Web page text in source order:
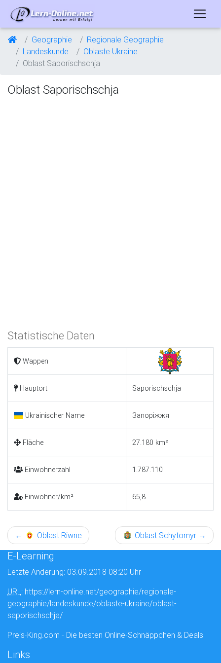
Geographie
Regionale Geographie
Landeskunde
Oblaste Ukraine
Oblast Saporischschja
Oblast Saporischschja
Statistische Daten
Wappen
Hauptort Saporischschja
Ukrainischer Name Запоріжжя
Fläche 27.180 km²
Einwohnerzahl 1.787.110
Einwohner/km² 65,8
← Oblast Riwne Oblast Schytomyr →
E-Learning
Letzte Änderung: 03.09.2018 08:20 Uhr
URL: https://lern-online.net/geographie/regionale-
geographie/landeskunde/oblaste-ukraine/oblast-
saporischschja/
Preis-King.com - Die besten Online-Schnäppchen & Deals
Links